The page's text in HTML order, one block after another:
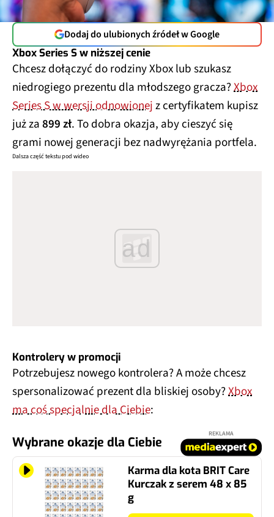
Dodaj do ulubionych źródeł w Google
Xbox Series S w niższej cenie
Chcesz dołączyć do rodziny Xbox lub szukasz
niedrogiego prezentu dla młodszego gracza?Xbox
Series S w wersji odnowionejz certyfikatem kupisz
już za899 zł. To dobra okazja, aby cieszyć się
grami nowej generacji bez nadwyrężania portfela.
Dalsza część tekstu pod wideo
ad
Kontrolery w promocji
Potrzebujesz nowego kontrolera? A może chcesz
spersonalizować prezent dla bliskiej osoby?Xbox
ma coś specjalnie dla Ciebie:
Wybrane okazje dla Ciebie
REKLAMA
Karma dla kota BRIT Care
Kurczak z serem 48 x 85
g